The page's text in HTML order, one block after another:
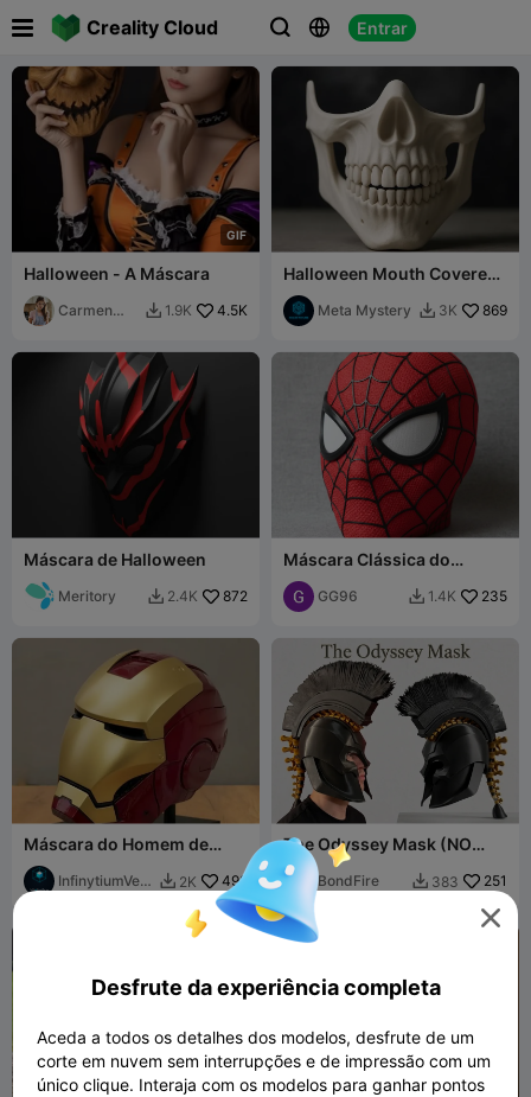
Creality Cloud   Entrar
 
GIF
Halloween - A Máscara
Carmen
 1.9K 4.5K
Halloween Mouth Covered
Skeleton Mask
Meta Mystery  3K 869
Máscara de Halloween
Meritory  2.4K 872
Máscara Clássica do
Homem-Aranha
Multicolorida
GG96  1.4K 235
Máscara do Homem de
Ferro mark2
InfinytiumVers  2K 492
The Odyssey Mask (NO
AMS)
BondFire  383 251

Desfrute da experiência completa
Aceda a todos os detalhes dos modelos, desfrute de um
corte em nuvem sem interrupções e de impressão com um
único clique. Interaja com os modelos para ganhar pontos